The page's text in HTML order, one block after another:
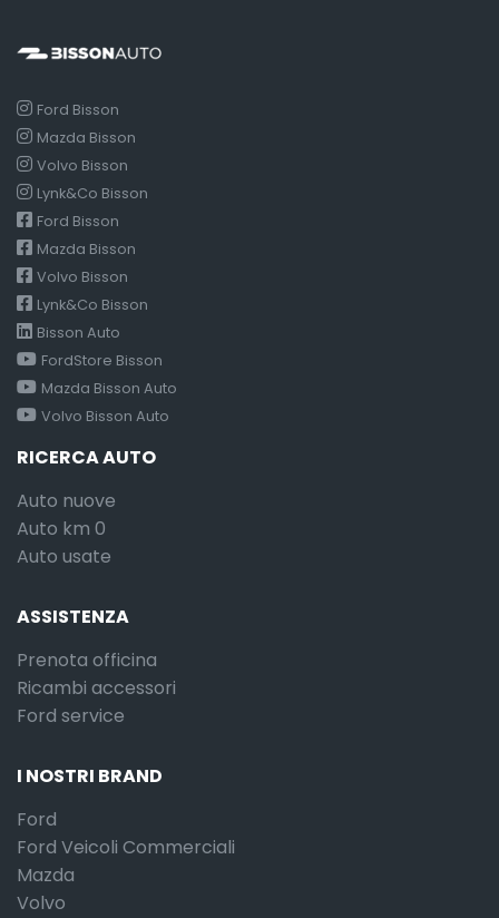
Ford Bisson
Mazda Bisson
Volvo Bisson
Lynk&Co Bisson
Ford Bisson
Mazda Bisson
Volvo Bisson
Lynk&Co Bisson
Bisson Auto
FordStore Bisson
Mazda Bisson Auto
Volvo Bisson Auto
RICERCA AUTO
Auto nuove
Auto km 0
Auto usate
ASSISTENZA
Prenota officina
Ricambi accessori
Ford service
I NOSTRI BRAND
Ford
Ford Veicoli Commerciali
Mazda
Volvo